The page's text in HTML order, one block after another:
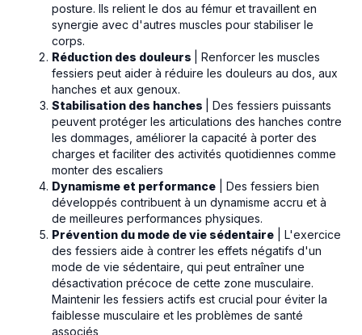
posture. Ils relient le dos au fémur et travaillent en
synergie avec d'autres muscles pour stabiliser le
corps.
Réduction des douleurs
| Renforcer les muscles
fessiers peut aider à réduire les douleurs au dos, aux
hanches et aux genoux.
Stabilisation des hanches
| Des fessiers puissants
peuvent protéger les articulations des hanches contre
les dommages, améliorer la capacité à porter des
charges et faciliter des activités quotidiennes comme
monter des escaliers
Dynamisme et performance | Des fessiers bien
développés contribuent à un dynamisme accru et à
de meilleures performances physiques.
Prévention du mode de vie sédentaire | L'exercice
des fessiers aide à contrer les effets négatifs d'un
mode de vie sédentaire, qui peut entraîner une
désactivation précoce de cette zone musculaire.
Maintenir les fessiers actifs est crucial pour éviter la
faiblesse musculaire et les problèmes de santé
associés